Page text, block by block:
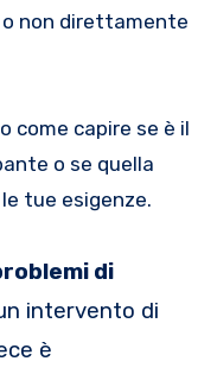
o non direttamente
come capire se è il
o se quella
tue esigenze.
di
intervento di
è